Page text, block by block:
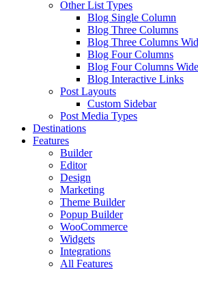
Other List Types
Blog Single Column
Blog Three Columns
Blog Three Columns
Blog Four Columns
Blog Four Columns Wide
Blog Interactive Links
Post Layouts
Custom Sidebar
Post Media Types
Destinations
Features
Builder
Editor
Design
Marketing
Theme Builder
Popup Builder
WooCommerce
Widgets
Integrations
All Features